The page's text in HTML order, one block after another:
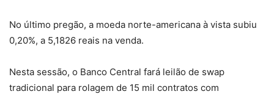
No último pregão, a moeda norte-americana à vista subiu
0,20%, a 5,1826 reais na venda.
Nesta sessão, o Banco Central fará leilão de swap
tradicional para rolagem de 15 mil contratos com